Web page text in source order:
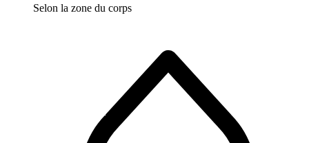
Selon la zone du corps